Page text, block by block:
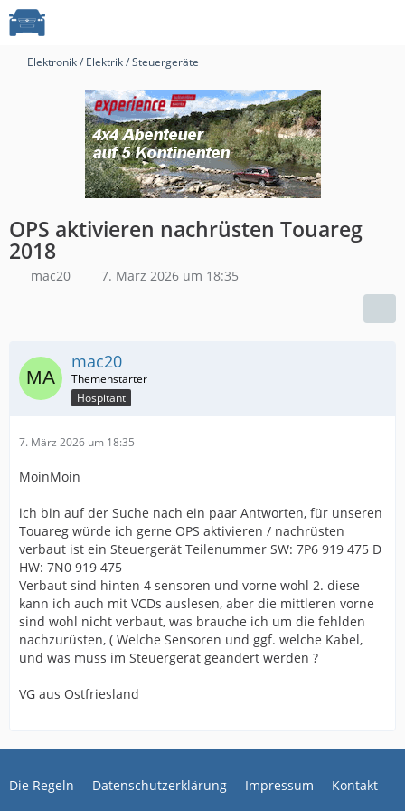
Elektronik / Elektrik / Steuergeräte
OPS aktivieren nachrüsten Touareg
2018
mac20 7. März 2026 um 18:35
mac20
Hospitant
7. März 2026 um 18:35
MoinMoin
ich bin auf der Suche nach ein paar Antworten, für unseren
Touareg würde ich gerne OPS aktivieren / nachrüsten
verbaut ist ein Steuergerät Teilenummer SW: 7P6 919 475 D
HW: 7N0 919 475
Verbaut sind hinten 4 sensoren und vorne wohl 2. diese
kann ich auch mit VCDs auslesen, aber die mittleren vorne
sind wohl nicht verbaut, was brauche ich um die fehlden
nachzurüsten, ( Welche Sensoren und ggf. welche Kabel,
und was muss im Steuergerät geändert werden ?
VG aus Ostfriesland
Die Regeln Datenschutzerklärung Impressum Kontakt